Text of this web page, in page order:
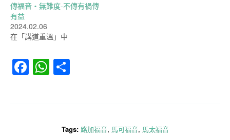
傳福音‧無難度-不傳有禍傳
有益
2024.02.06
在「講道重溫」中
Facebook
WhatsApp
Tags: 路加福音, 馬可福音, 馬太福音